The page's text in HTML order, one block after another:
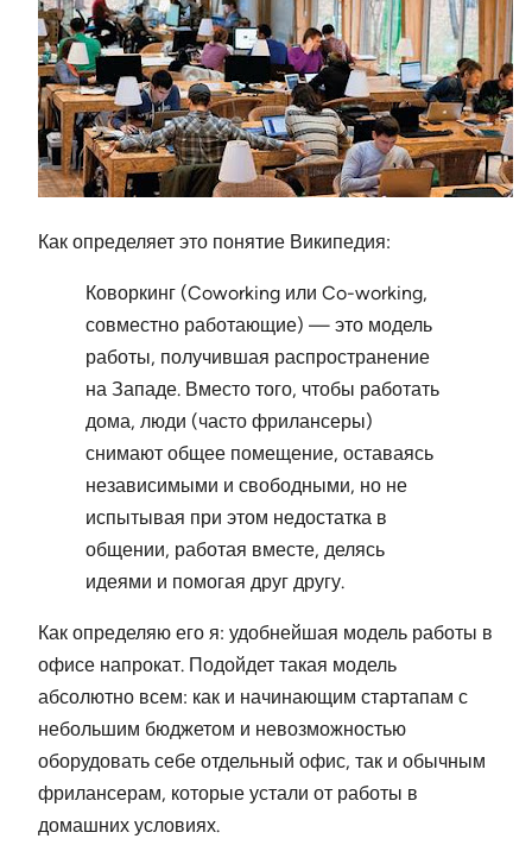
Как определяет это понятие Википедия:
Коворкинг (Coworking или Co-working,
совместно работающие) — это модель
работы, получившая распространение
на Западе. Вместо того, чтобы работать
дома, люди (часто фрилансеры)
снимают общее помещение, оставаясь
независимыми и свободными, но не
испытывая при этом недостатка в
общении, работая вместе, делясь
идеями и помогая друг другу.
Как определяю его я: удобнейшая модель работы в
офисе напрокат. Подойдет такая модель
абсолютно всем: как и начинающим стартапам с
небольшим бюджетом и невозможностью
оборудовать себе отдельный офис, так и обычным
фрилансерам, которые устали от работы в
домашних условиях.